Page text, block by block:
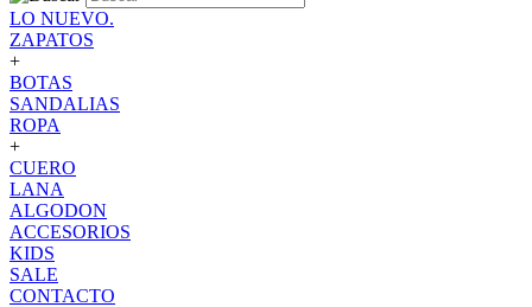
LO NUEVO.
ZAPATOS
+
BOTAS
SANDALIAS
ROPA
+
CUERO
LANA
ALGODON
ACCESORIOS
KIDS
SALE
CONTACTO